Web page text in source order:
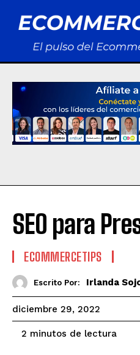
SEO para
ECOMMERCETIPS
Escrito Por: Irlanda
diciembre 29, 2022
2 minutos de lectura